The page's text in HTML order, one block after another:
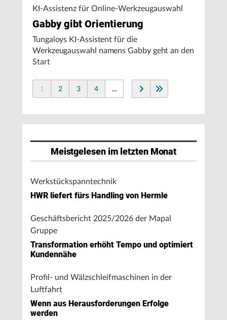
KI-Assistenz für Online-Werkzeugauswahl
Gabby gibt Orientierung
Tungaloys KI-Assistent für die
Werkzeugauswahl namens Gabby geht an den
Start
1 2 3 4 ...
Meistgelesen im letzten Monat
Werkstückspanntechnik
HWR liefert fürs Handling von Hermle
Geschäftsbericht 2025/2026 der Mapal
Gruppe
Transformation erhöht Tempo und optimiert
Kundennähe
Profil- und Wälzschleifmaschinen in der
Luftfahrt
Wenn aus Herausforderungen Erfolge
werden